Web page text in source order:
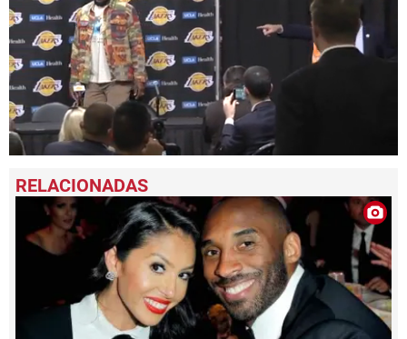
seconds
of
minute,
seconds